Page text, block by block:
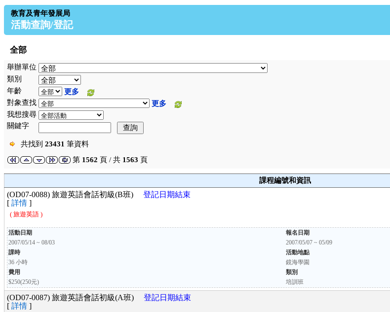
教育及青年發展局
活動查詢/登記
全部
舉辦單位
類別
年齡
更多
對象查找
更多
我想搜尋
關鍵字
共找到 23431 筆資料
第 1562 頁 / 共 1563 頁
課程編號和資訊
(OD07-0088) 旅遊英語會話初級(B班) 登記日期結束
[ 詳情 ]
( 旅遊英語 )
活動日期
報名日期
2007/05/14 ~ 08/03
2007/05/07 ~ 05/09
課時
活動地點
36 小時
鏡海學園
費用
類別
$250(250元)
培訓班
(OD07-0087) 旅遊英語會話初級(A班) 登記日期結束
[ 詳情 ]